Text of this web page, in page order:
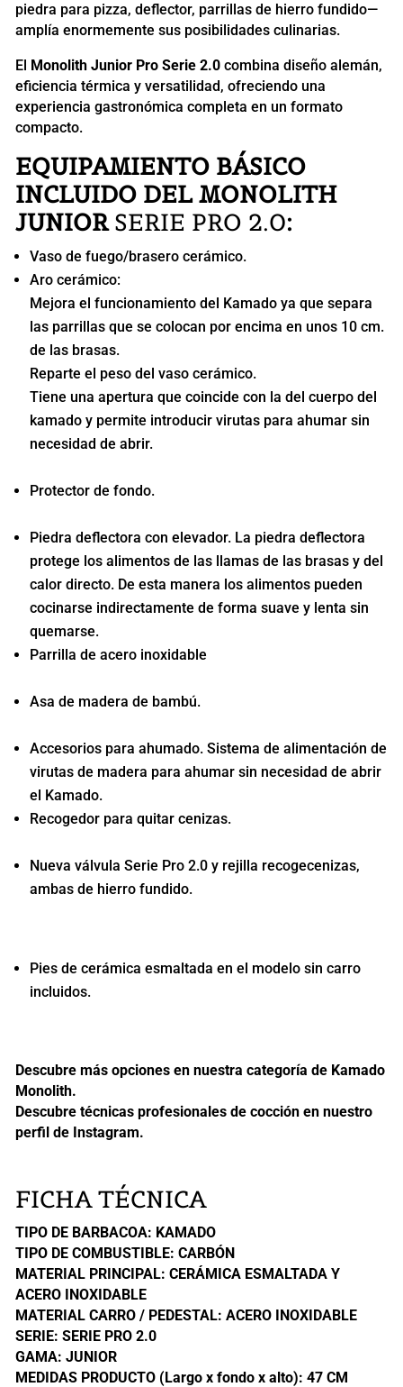
piedra para pizza, deflector, parrillas de hierro fundido—
amplía enormemente sus posibilidades culinarias.
El Monolith Junior Pro Serie 2.0combina diseño alemán,
eficiencia térmica y versatilidad, ofreciendo una
experiencia gastronómica completa en un formato
compacto.
EQUIPAMIENTO BÁSICO
INCLUIDO DEL MONOLITH
JUNIORSERIE PRO 2.0:
Vaso de fuego/brasero cerámico.
Aro cerámico:
Mejora el funcionamiento del Kamado ya que separa
las parrillas que se colocan por encima en unos 10 cm.
de las brasas.
Reparte el peso del vaso cerámico.
Tiene una apertura que coincide con la del cuerpo del
kamado y permite introducir virutas para ahumar sin
necesidad de abrir.
Protector de fondo.
Piedra deflectora con elevador. La piedra deflectora
protege los alimentos de las llamas de las brasas y del
calor directo. De esta manera los alimentos pueden
cocinarse indirectamente de forma suave y lenta sin
quemarse.
Parrilla de acero inoxidable
Asa de madera de bambú.
Accesorios para ahumado. Sistema de alimentación de
virutas de madera para ahumar sin necesidad de abrir
el Kamado.
Recogedor para quitar cenizas.
Nueva válvula Serie Pro 2.0 y rejilla recogecenizas,
ambas de hierro fundido.
Pies de cerámica esmaltada en el modelo sin carro
incluidos.
Descubre más opciones en nuestra categoría deKamado
Monolith.
Descubre técnicas profesionales de cocción en nuestro
perfil de Instagram.
FICHA TÉCNICA
TIPO DE BARBACOA: KAMADO
TIPO DE COMBUSTIBLE: CARBÓN
MATERIAL PRINCIPAL: CERÁMICA ESMALTADA Y
ACERO INOXIDABLE
MATERIAL CARRO / PEDESTAL: ACERO INOXIDABLE
SERIE: SERIE PRO 2.0
GAMA: JUNIOR
MEDIDAS PRODUCTO (Largo x fondo x alto): 47 CM